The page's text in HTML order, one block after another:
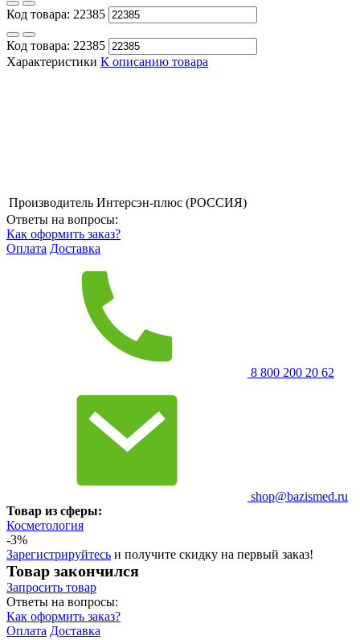
Код товара: 22385
Код товара: 22385
Характеристики К описанию товара
Производитель Интерсэн-плюс (РОССИЯ)
Ответы на вопросы:
Как оформить заказ?
Оплата Доставка
8 800 200 20 62
shop@bazismed.ru
Товар из сферы:
Косметология
-3%
Зарегистрируйтесь и получите скидку на первый заказ!
Товар закончился
Запросить товар
Ответы на вопросы:
Как оформить заказ?
Оплата Доставка